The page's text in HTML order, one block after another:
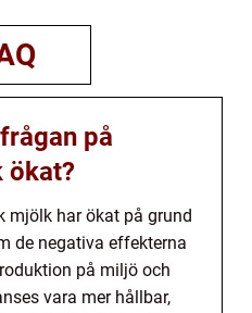
på
ökat?
mjölk har ökat på grund
de negativa effekterna
på miljö och
vara mer hållbar,